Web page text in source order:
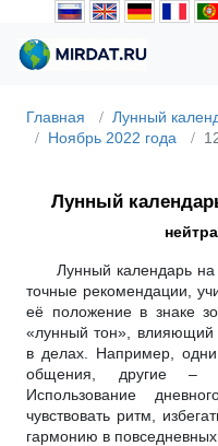
Главная
Лунный
Ноябрь 2022 года
Лунный
Лунный календарь
точные рекомендации,
её положение в знаке
«лунный тон», влияющий
в делах. Например,
общения, другие –
Использование
чувствовать ритм,
гармонию в повседневных